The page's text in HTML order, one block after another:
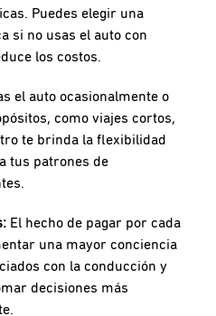
Puedes elegir una
si no usas el auto con
los costos.
el auto ocasionalmente o
como viajes cortos,
te brinda la flexibilidad
tus patrones de
El hecho de pagar por cada
una mayor conciencia
con la conducción y
decisiones más